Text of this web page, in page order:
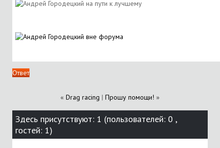
Ответ
« Drag racing | Прошу помощи! »
Здесь присутствуют: 1 (пользователей: 0 ,
гостей: 1)